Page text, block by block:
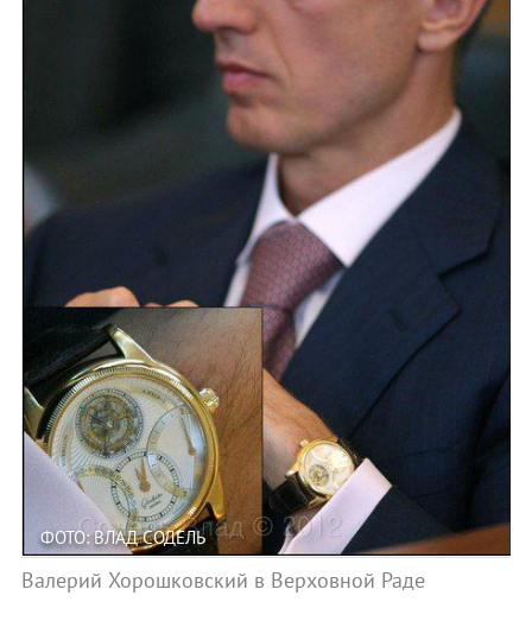
ФОТО: ВЛАД СОДЕЛЬ
Валерий Хорошковский в Верховной Раде